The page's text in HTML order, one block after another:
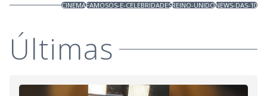
CINEMAFAMOSOS-E-CELEBRIDADESREINO-UNIDONEWS-DAS-10
Últimas